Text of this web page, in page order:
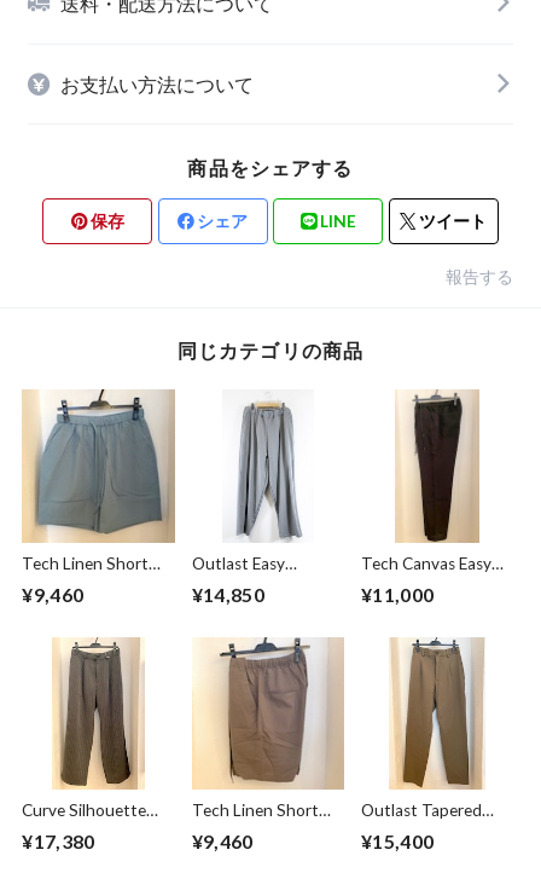
お支払い方法について
商品をシェアする
保存 シェア LINE ツイート
報告する
同じカテゴリの商品
Tech Linen Short
Pants Mint
¥9,460
Outlast Easy
Pants Gray
¥14,850
Tech Canvas Easy
Pants Black
¥11,000
Curve Silhouette
Slacks Pants Black
Stripe
¥17,380
Tech Linen Short
Pants Gray
¥9,460
Outlast Tapered
Slacks Pants Olive
¥15,400